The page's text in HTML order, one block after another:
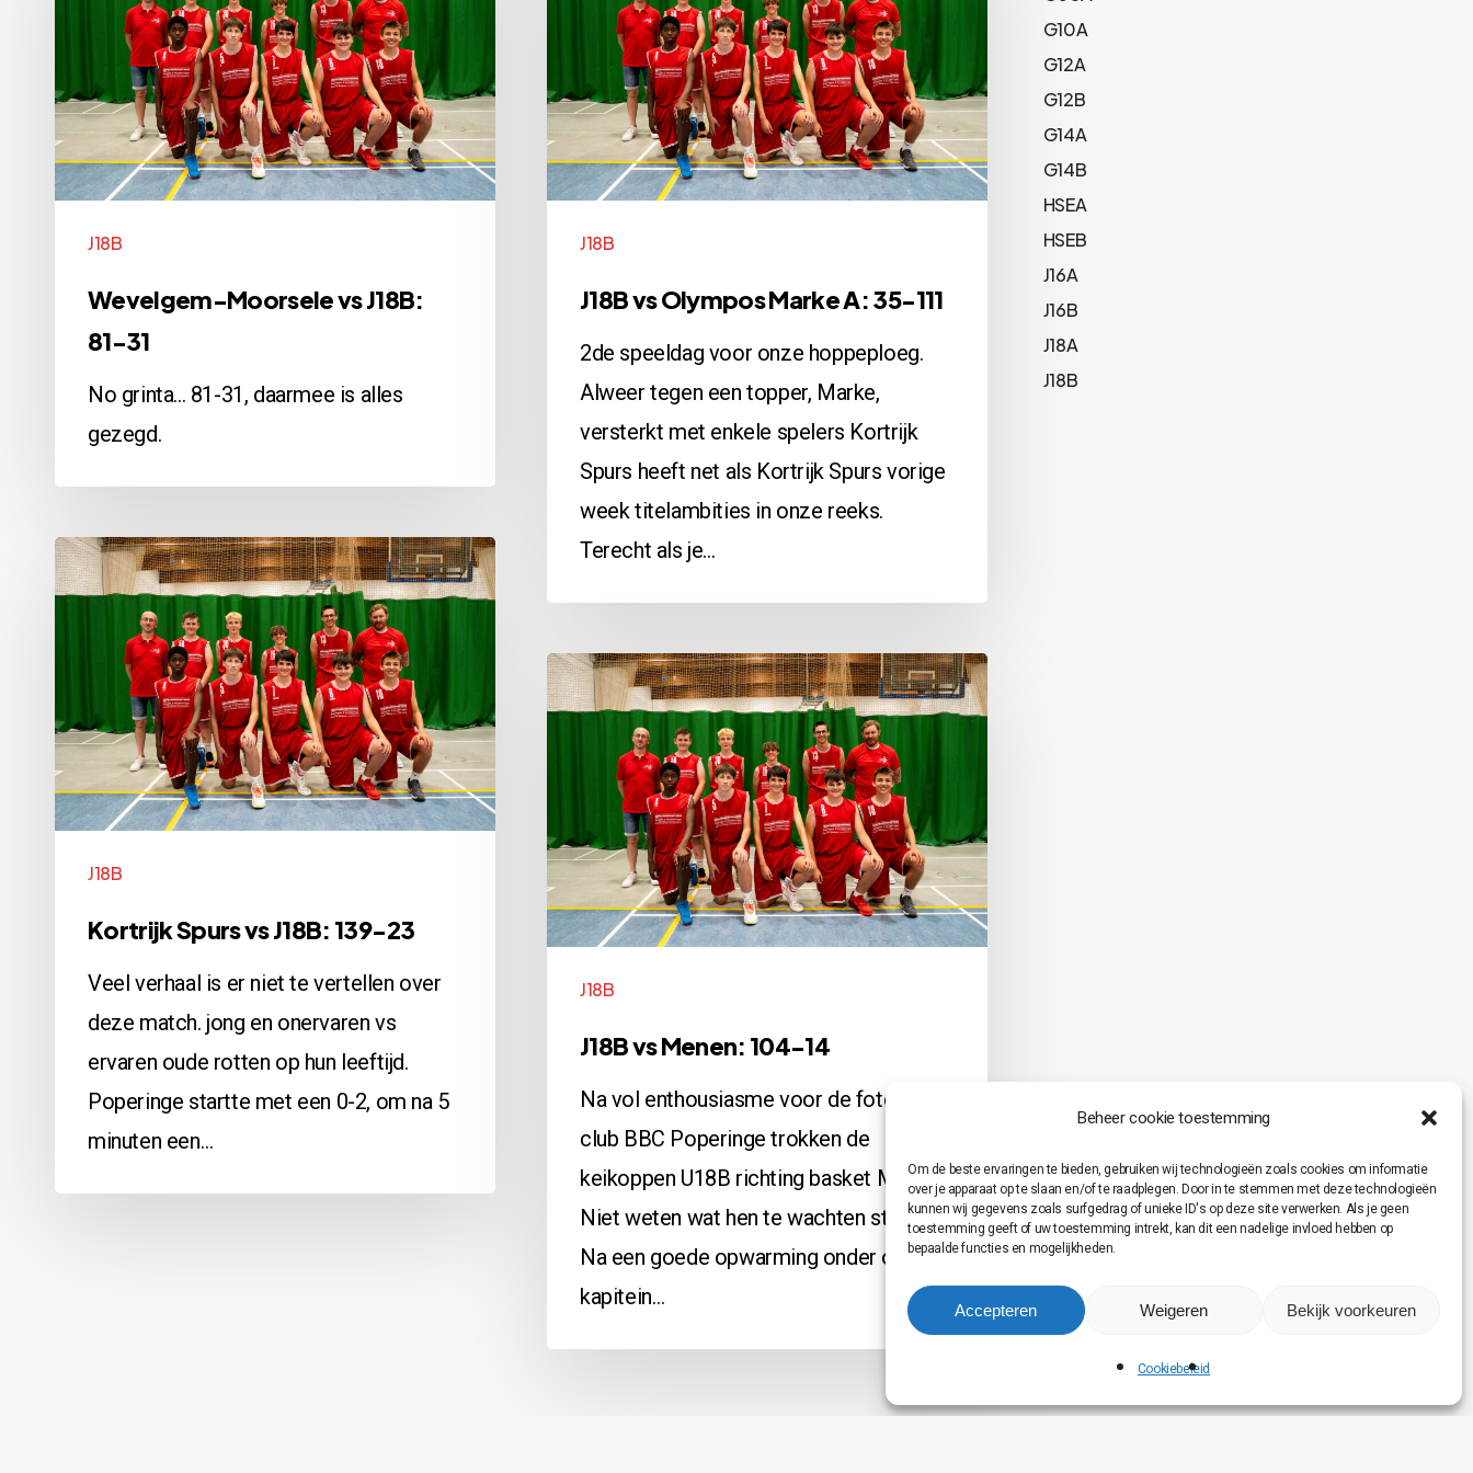
Beheer cookie toestemming
Om de beste ervaringen te bieden, gebruiken wij technologieën zoals cookies om informatie
over je apparaat op te slaan en/of te raadplegen. Door in te stemmen met deze technologieën
kunnen wij gegevens zoals surfgedrag of unieke ID's op deze site verwerken. Als je geen
toestemming geeft of uw toestemming intrekt, kan dit een nadelige invloed hebben op
bepaalde functies en mogelijkheden.
Accepteren Weigeren Bekijk voorkeuren
Cookiebeleid
81-
31
J18B
Wevelgem-Moorsele vs J18B:
81-31
No grinta... 81-31, daarmee is alles
gezegd.
A:
35-
111
J18B
J18B vs Olympos Marke A: 35-111
2de speeldag voor onze hoppeploeg.
Alweer tegen een topper, Marke,
versterkt met enkele spelers Kortrijk
Spurs heeft net als Kortrijk Spurs vorige
week titelambities in onze reeks.
Terecht als je…
Kortrijk
Spurs
139-
23
J18B
Kortrijk Spurs vs J18B: 139-23
Veel verhaal is er niet te vertellen over
deze match. jong en onervaren vs
ervaren oude rotten op hun leeftijd.
Poperinge startte met een 0-2, om na 5
minuten een…
J18B
vs
14
J18B
J18B vs Menen: 104-14
Na vol enthousiasme voor de fotoshoot
club BBC Poperinge trokken de
keikoppen U18B richting basket Menen.
Niet weten wat hen te wachten staat...
Na een goede opwarming onder onze
kapitein…
G10A
G12A
G12B
G14A
G14B
HSEA
HSEB
J16A
J16B
J18A
J18B